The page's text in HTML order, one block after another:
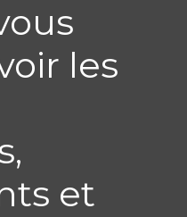
les
et